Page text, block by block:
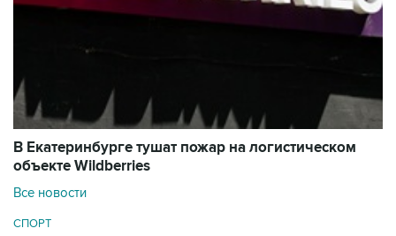
В Екатеринбурге тушат пожар на логистическом
объекте Wildberries
Все новости
СПОРТ